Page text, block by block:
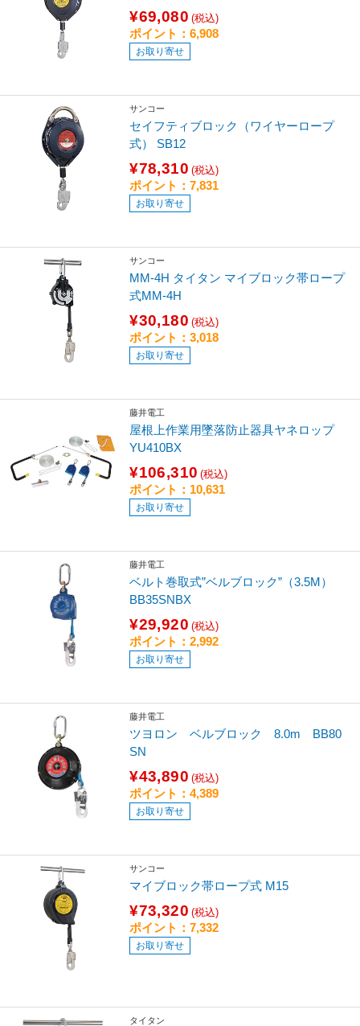
¥69,080 (税込)
ポイント：6,908
お取り寄せ
サンコー
セイフティブロック（ワイヤーロープ
式） SB12
¥78,310 (税込)
ポイント：7,831
お取り寄せ
サンコー
MM-4H タイタン マイブロック帯ロープ
式MM-4H
¥30,180 (税込)
ポイント：3,018
お取り寄せ
藤井電工
屋根上作業用墜落防止器具ヤネロップ
YU410BX
¥106,310 (税込)
ポイント：10,631
お取り寄せ
藤井電工
ベルト巻取式”ベルブロック”（3.5M）
BB35SNBX
¥29,920 (税込)
ポイント：2,992
お取り寄せ
藤井電工
ツヨロン ベルブロック 8.0m BB80
SN
¥43,890 (税込)
ポイント：4,389
お取り寄せ
サンコー
マイブロック帯ロープ式 M15
¥73,320 (税込)
ポイント：7,332
お取り寄せ
タイタン